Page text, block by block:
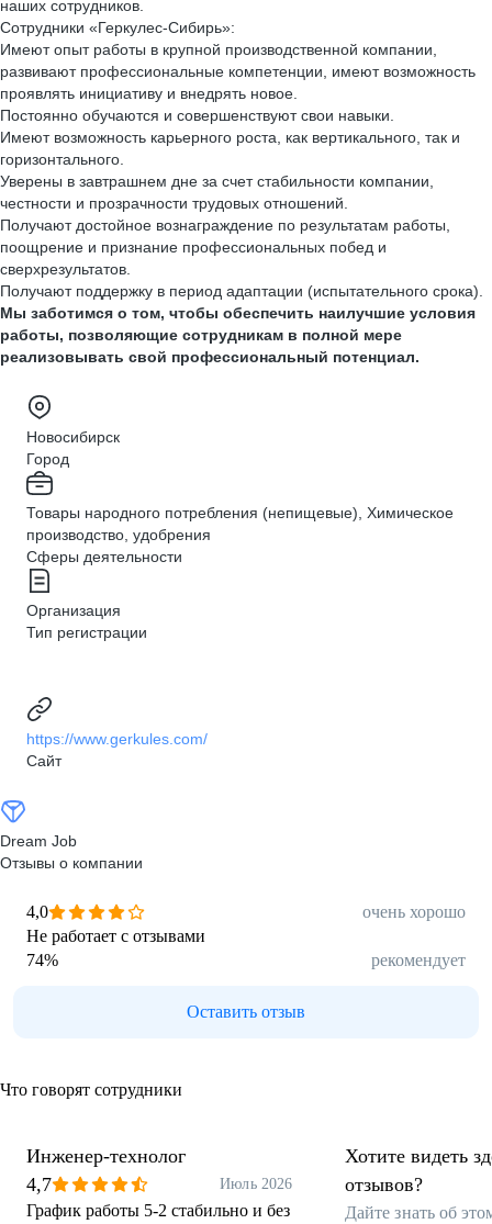
наших сотрудников.
Сотрудники «Геркулес-Сибирь»:
Имеют опыт работы в крупной производственной компании,
развивают профессиональные компетенции, имеют возможность
проявлять инициативу и внедрять новое.
Постоянно обучаются и совершенствуют свои навыки.
Имеют возможность карьерного роста, как вертикального, так и
горизонтального.
Уверены в завтрашнем дне за счет стабильности компании,
честности и прозрачности трудовых отношений.
Получают достойное вознаграждение по результатам работы,
поощрение и признание профессиональных побед и
сверхрезультатов.
Получают поддержку в период адаптации (испытательного срока).
Мы заботимся о том, чтобы обеспечить наилучшие условия
работы, позволяющие сотрудникам в полной мере
реализовывать свой профессиональный потенциал.
Новосибирск
Город
Товары народного потребления (непищевые), Химическое
производство, удобрения
Сферы деятельности
Организация
Тип регистрации
https://www.gerkules.com/
Сайт
Dream Job
Отзывы о компании
4,0
очень хорошо
Не работает с отзывами
74% рекомендует
Оставить отзыв
Что говорят сотрудники
Инженер-технолог
4,7
Июль 2026
График работы 5-2 стабильно и без
Хотите видеть
отзывов?
Дайте знать об